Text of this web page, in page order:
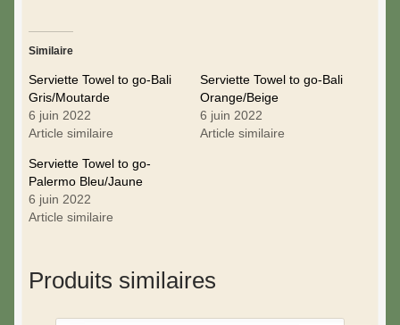
Similaire
Serviette Towel to go-Bali
Gris/Moutarde
6 juin 2022
Article similaire
Serviette Towel to go-Bali
Orange/Beige
6 juin 2022
Article similaire
Serviette Towel to go-
Palermo Bleu/Jaune
6 juin 2022
Article similaire
Produits similaires